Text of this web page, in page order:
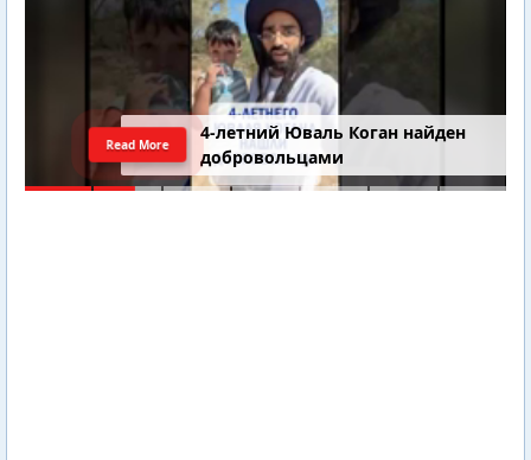
4-летний Юваль Коган найден
добровольцами
Read More